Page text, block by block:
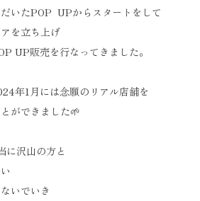
いたPOP UPからスタートをして
を立ち上げ
UP販売を行なってきました。
年1月には念願のリアル店舗を
ができました🌱
に沢山の方と
いでいき